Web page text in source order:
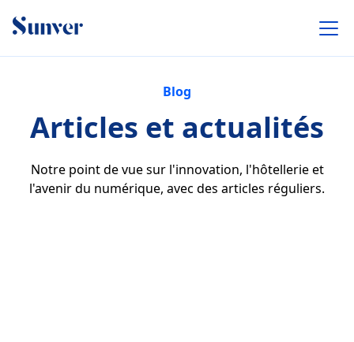
Blog
Articles et actualités
Notre point de vue sur l'innovation, l'hôtellerie et
l'avenir du numérique, avec des articles réguliers.